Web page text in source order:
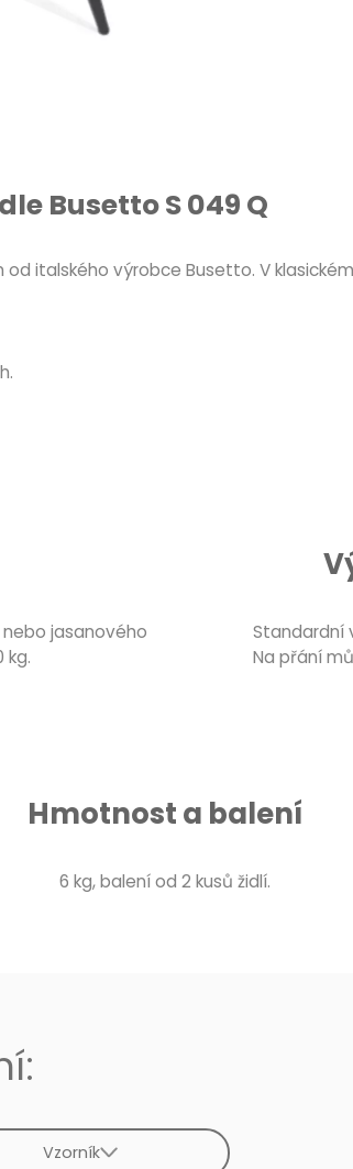
Busetto S 049 Q
italského výrobce Busetto. V
jasanového
kg.
Standardní
Na přání
Hmotnost a balení
6 kg, balení od 2 kusů židlí.
Vzorník